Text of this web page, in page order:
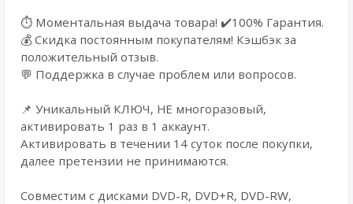
⏱️ Моментальная выдача товара! ✔️100% Гарантия.
💰 Cкидка постоянным покупателям! Кэшбэк за
положительный отзыв.
💬 Поддержка в случае проблем или вопросов.
📌 Уникальный КЛЮЧ, НЕ многоразовый,
активировать 1 раз в 1 аккаунт.
Активировать в течении 14 суток после покупки,
далее претензии не принимаются.
Совместим с дисками DVD-R, DVD+R, DVD-RW,